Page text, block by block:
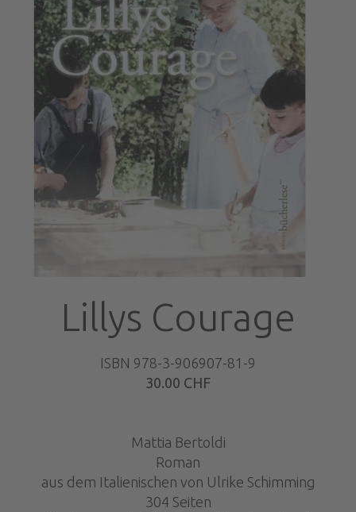
Lillys Courage
ISBN 978-3-906907-81-9
30.00 CHF
Mattia Bertoldi
Roman
aus dem Italienischen von Ulrike Schimming
304 Seiten